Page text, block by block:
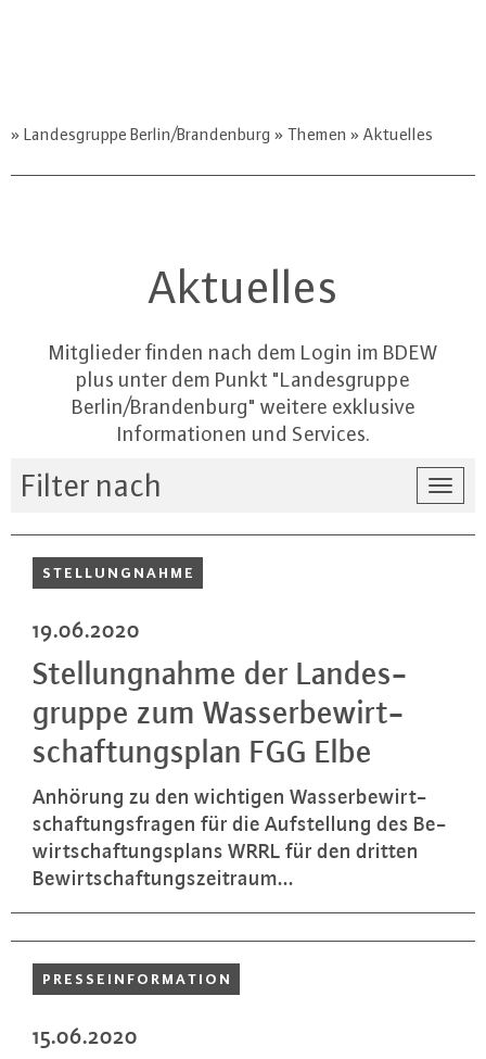
Landesgruppe Berlin/Brandenburg Themen Aktuelles
Aktuelles
Mitglieder finden nach dem Login im BDEW
plus unter dem Punkt "Landesgruppe
Berlin/Brandenburg" weitere exklusive
Informationen und Services.
Filter nach
STEL­LUNG­NAH­ME
19.06.2020
Stel­lung­nah­me der Lan­des­
grup­pe zum Was­ser­be­wirt­
schaf­tungs­plan FGG Elbe
Anhörung zu den wichtigen Was­ser­be­wirt­
schaf­tungs­fra­gen für die Auf­stel­lung des Be­
wirt­schaf­tungs­plans WRRL für den dritten
Be­wirt­schaf­tungs­zeit­raum...
PRES­SE­INFOR­MA­TI­ON
15.06.2020